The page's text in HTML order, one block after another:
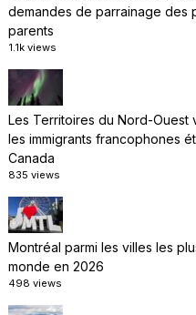
demandes de parrainage des
parents
1.1k views
Les Territoires du Nord-Ouest
les immigrants francophones
Canada
835 views
Montréal parmi les villes les
monde en 2026
498 views